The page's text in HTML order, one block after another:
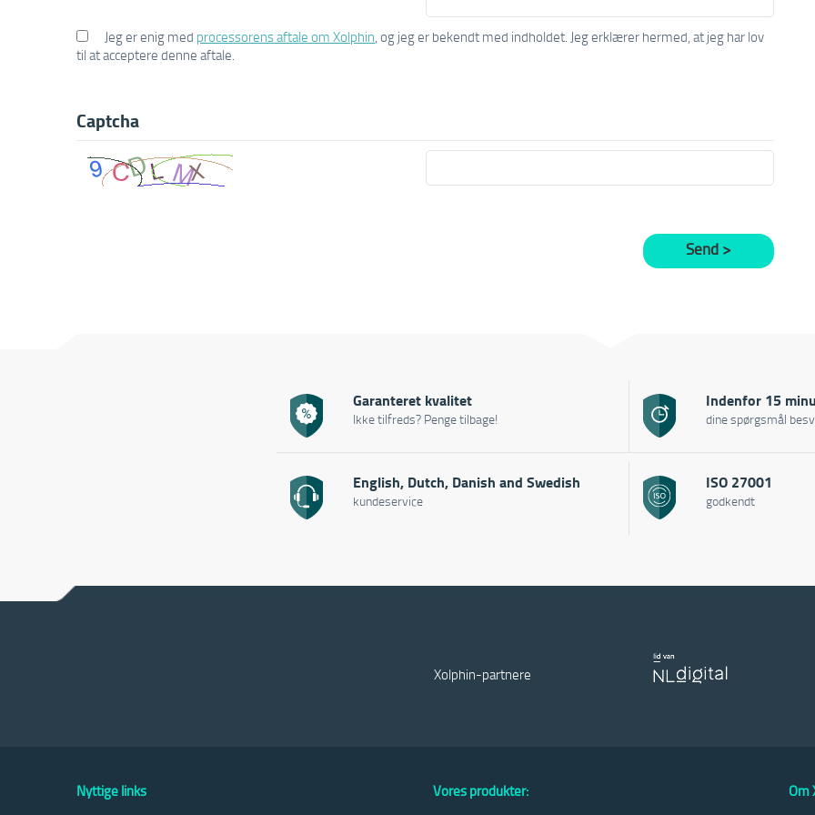
Jeg er enig med processorens aftale om Xolphin , og jeg er bekendt med indholdet. Jeg erklærer hermed, at jeg har lov
til at acceptere denne aftale.
Captcha
Garanteret kvalitet
Ikke tilfreds? Penge tilbage!
Indenfor 15
dine spørgsmål
English, Dutch, Danish and Swedish
kundeservice
ISO 27001
godkendt
Xolphin-partnere
Nyttige links Vores produkter: Om